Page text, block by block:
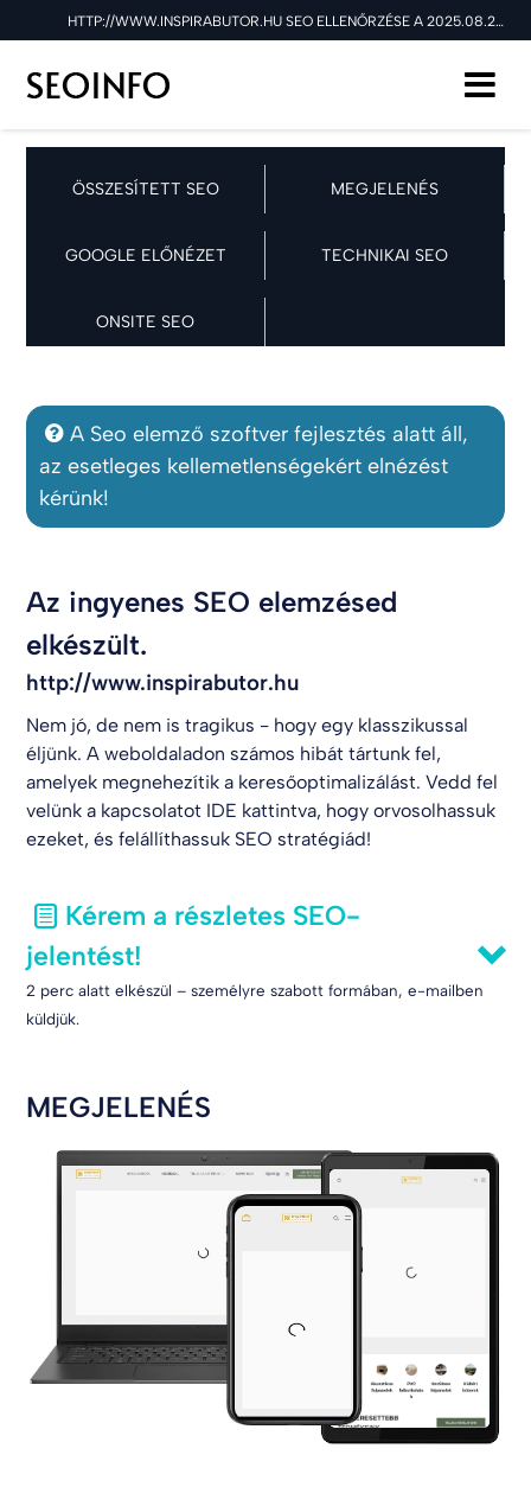
HTTP://WWW.INSPIRABUTOR.HU SEO ELLENŐRZÉSE A 2025.08.28 NAPON
ÖSSZESÍTETT SEO MEGJELENÉS
GOOGLE ELŐNÉZET TECHNIKAI SEO
ONSITE SEO
A Seo elemző szoftver fejlesztés alatt áll,
az esetleges kellemetlenségekért elnézést
kérünk!
Az ingyenes SEO elemzésed
elkészült.
http://www.inspirabutor.hu
Nem jó, de nem is tragikus - hogy egy klasszikussal
éljünk. A weboldaladon számos hibát tártunk fel,
amelyek megnehezítik a keresőoptimalizálást. Vedd fel
velünk a kapcsolatot IDE kattintva, hogy orvosolhassuk
ezeket, és felállíthassuk SEO stratégiád!
Kérem a részletes SEO-
jelentést!
2 perc alatt elkészül – személyre szabott formában, e-mailben
küldjük.
MEGJELENÉS